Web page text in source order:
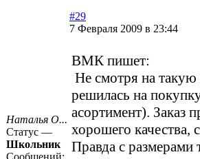
Наталья О...
Статус —
Школьник
#29
7 Февраля 2009 в 23:44
ВМК пишет:
Не смотря на
решилась на
асортимент). Заказ
хорошего качества,
Правда с размерами